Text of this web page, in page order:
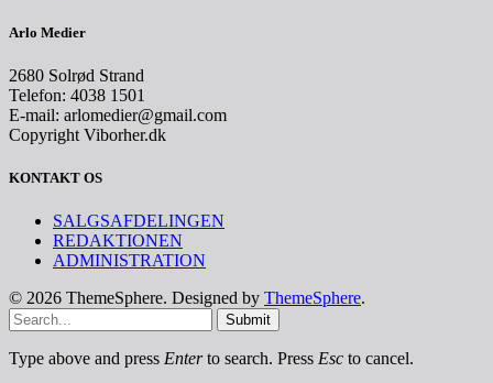
Arlo Medier
2680 Solrød Strand
Telefon: 4038 1501
E-mail: arlomedier@gmail.com
Copyright Viborher.dk
KONTAKT OS
SALGSAFDELINGEN
REDAKTIONEN
ADMINISTRATION
© 2026 ThemeSphere. Designed by ThemeSphere.
Submit
Type above and press Enterto search. Press Esc to cancel.